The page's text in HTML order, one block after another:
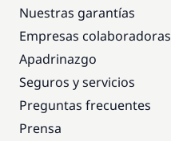
Nuestras garantías
Empresas colaboradoras
Apadrinazgo
Seguros y servicios
Preguntas frecuentes
Prensa